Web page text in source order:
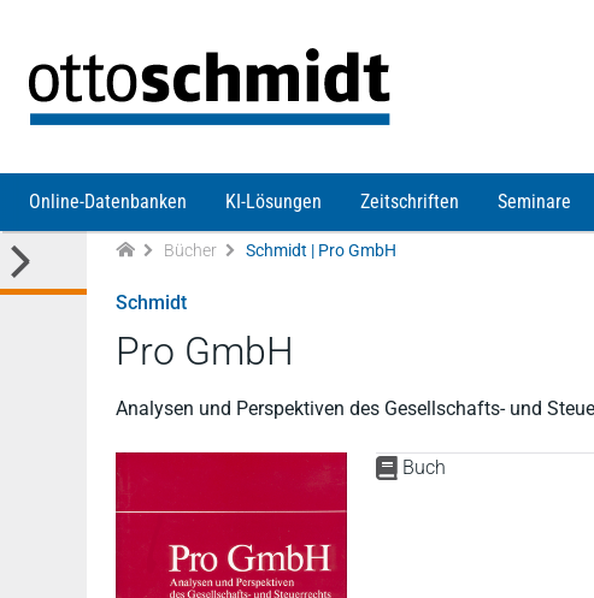
Online-Datenbanken KI-Lösungen Zeitschriften Seminare
Bücher Schmidt | Pro GmbH
Schmidt
Pro GmbH
Analysen und Perspektiven des Gesellschafts- und
Buch